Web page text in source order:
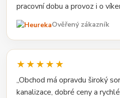
pracovní dobu a provoz i o
Ověřený zákazník
★★★★★
„Obchod má opravdu široký
kanalizace, dobré ceny a